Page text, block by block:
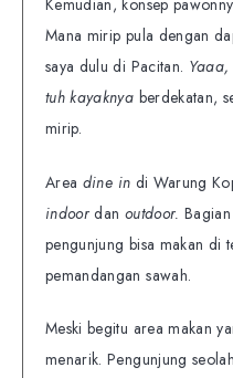
Mana mirip pula dengan
saya dulu di Pacitan. Yaaa,
tuh kayaknya berdekatan,
mirip.
Area dine in di Warung
indoordan outdoor.
pengunjung bisa makan di
pemandangan sawah.
Meski begitu area makan
menarik. Pengunjung